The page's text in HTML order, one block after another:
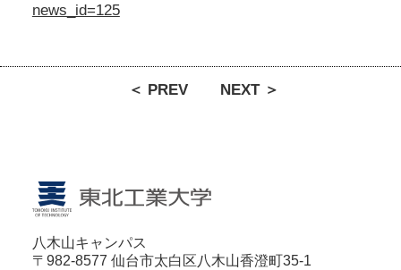
news_id=125
＜ PREV NEXT ＞
八木山キャンパス
〒982-8577 仙台市太白区八木山香澄町35-1